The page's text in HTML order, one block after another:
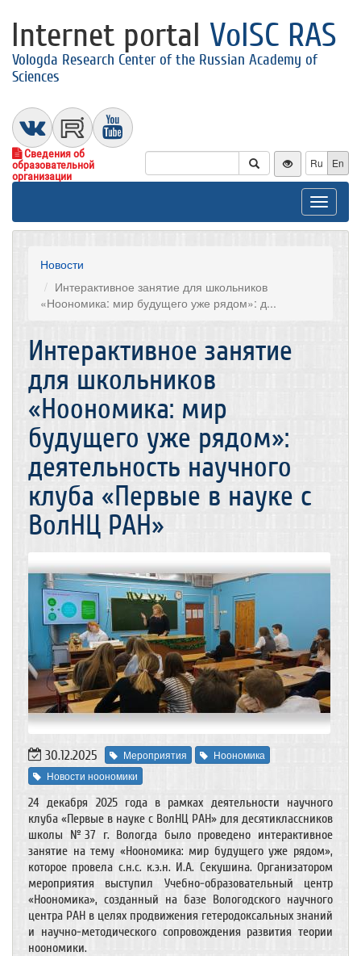
Internet portal VolSC RAS
Vologda Research Center of the Russian Academy of
Sciences
Сведения об
образовательной
организации
Ru En
Toggle
Новости
Интерактивное занятие для школьников
«Ноономика: мир будущего уже рядом»: д...
Интерактивное занятие
для школьников
«Ноономика: мир
будущего уже рядом»:
деятельность научного
клуба «Первые в науке с
ВолНЦ РАН»
30.12.2025 Мероприятия
Ноономика
Новости ноономики
24 декабря 2025 года в рамках деятельности научного
клуба «Первые в науке с ВолНЦ РАН» для десятиклассников
школы №37 г. Вологда было проведено интерактивное
занятие на тему «Ноономика: мир будущего уже рядом»,
которое провела с.н.с. к.э.н. И.А. Секушина. Организатором
мероприятия выступил Учебно-образовательный центр
«Ноономика», созданный на базе Вологодского научного
центра РАН в целях продвижения гетеродоксальных знаний
и научно-методического сопровождения развития теории
ноономики.